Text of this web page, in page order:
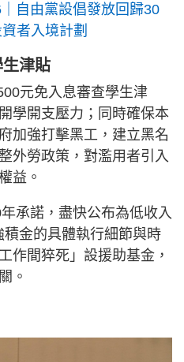
自由黨設倡發放回歸30
者入境計劃
津貼
元免入息審查學生津
學開支壓力；同時確保本
加強打擊黑工，建立黑名
外勞政策，對濫用者引入
益。
承諾，盡快公布為低收入
金的具體執行細節與時
作間猝死」設援助基金，
。